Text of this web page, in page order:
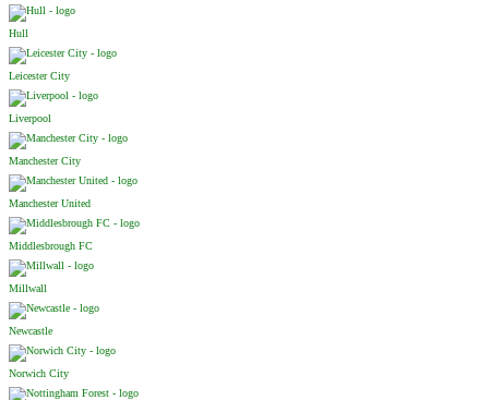
Hull
Leicester City
Liverpool
Manchester City
Manchester United
Middlesbrough FC
Millwall
Newcastle
Norwich City